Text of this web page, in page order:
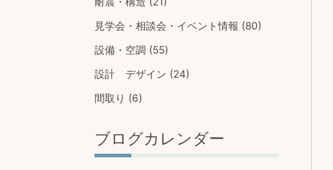
見学会・相談会・イベント情報 (80)
設備・空調 (55)
設計 デザイン (24)
間取り (6)
ブログカレンダー